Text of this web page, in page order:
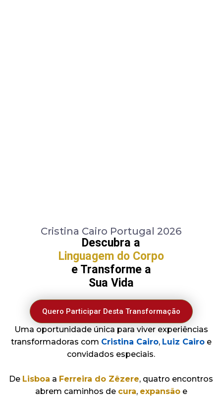
Cristina Cairo Portugal 2026
Descubra a
Linguagem do Corpo
e Transforme a
Sua Vida
Quero Participar Desta Transformação
Uma oportunidade única para viver experiências
transformadoras com Cristina Cairo, Luiz Cairoe
convidados especiais.
De Lisboa a Ferreira do Zêzere, quatro encontros
abrem caminhos de cura, expansãoe